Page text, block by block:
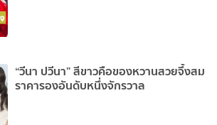
“วีนา ปวีนา” สีขาวคือของหวานสวยจึ้งสม
ราคารองอันดับหนึ่งจักรวาล